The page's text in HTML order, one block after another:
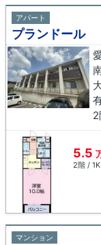
アパート
プランドール
5.5
2階 /
マンション